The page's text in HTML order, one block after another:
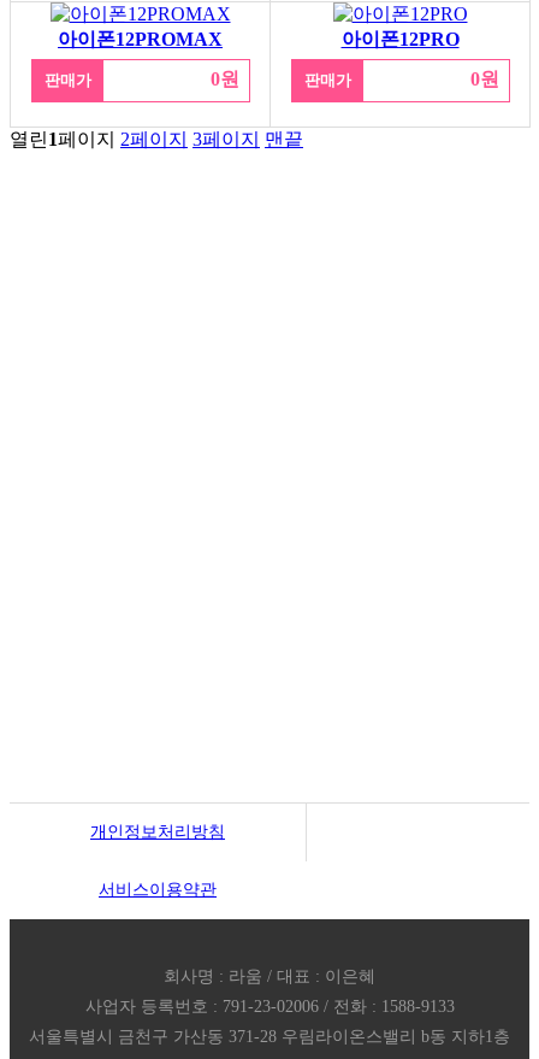
아이폰12PROMAX
판매가 0원
아이폰12PRO
판매가 0원
열린1페이지 2페이지 3페이지 맨끝
개인정보처리방침
서비스이용약관
회사명 : 라움 / 대표 : 이은혜
사업자 등록번호 : 791-23-02006 / 전화 : 1588-9133
서울특별시 금천구 가산동 371-28 우림라이온스밸리 b동 지하1층